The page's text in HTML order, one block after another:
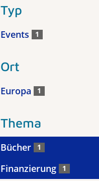
Typ
Events 1
Ort
Europa 1
Thema
Bücher 1
Finanzierung 1